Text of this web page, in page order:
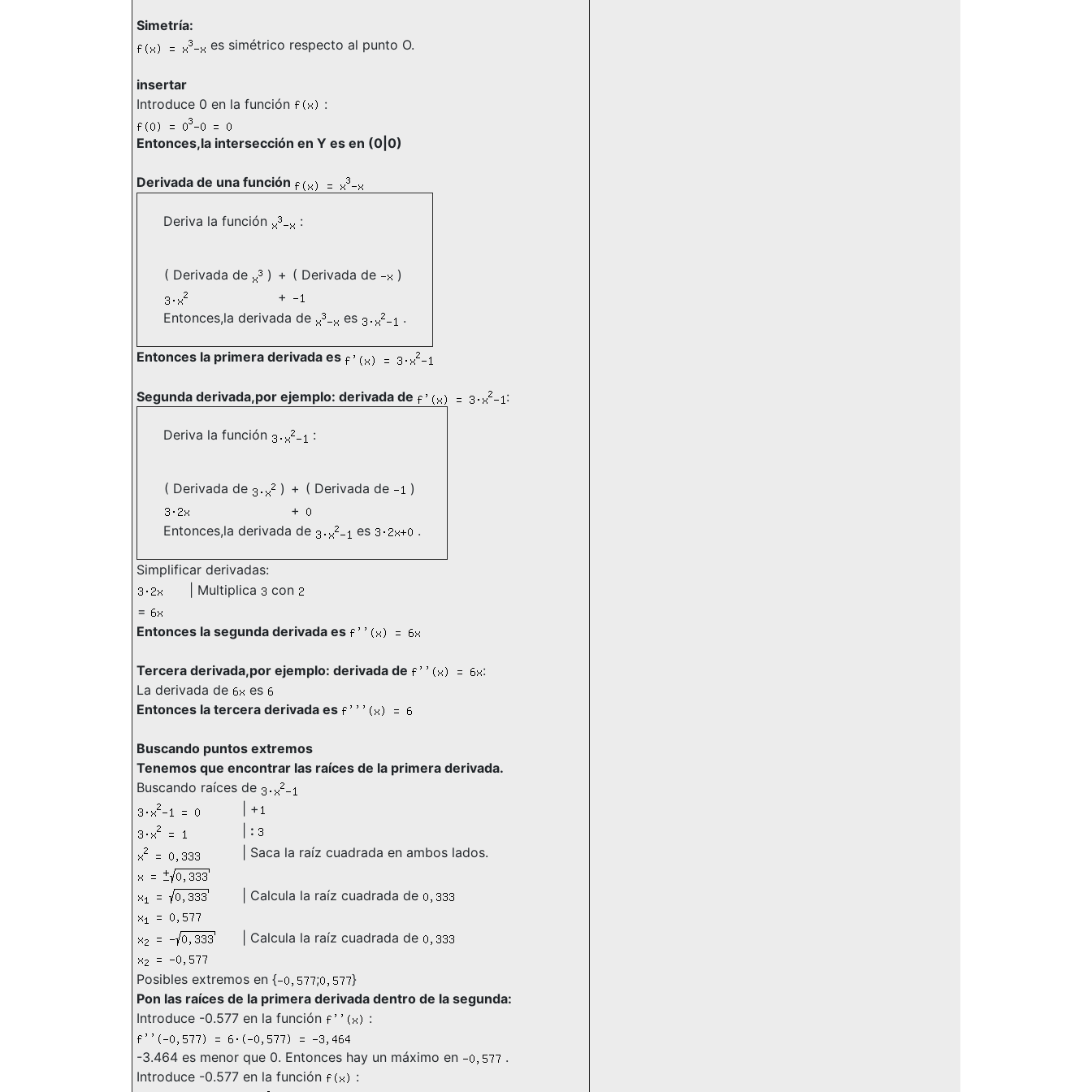
Simetría:
es simétrico respecto al punto O.
insertar
Introduce 0 en la función
:
Entonces,la intersección en Y es en (0|0)
Derivada de una función
Deriva la función :
( Derivada de ) + ( Derivada de
)
+
Entonces,la derivada de
es .
Entonces la primera derivada es
Segunda derivada,por ejemplo: derivada de :
Deriva la función :
( Derivada de ) + ( Derivada de
)
+
Entonces,la derivada de
es .
Simplificar derivadas:
| Multiplica
con
=
Entonces la segunda derivada es
Tercera derivada,por ejemplo: derivada de
:
La derivada de
es
Entonces la tercera derivada es
Buscando puntos extremos
Tenemos que encontrar las raíces de la primera derivada.
Buscando raíces de
+
:
| Saca la raíz cuadrada en ambos lados.
| Calcula la raíz cuadrada de
| Calcula la raíz cuadrada de
Posibles extremos en { ;
}
Pon las raíces de la primera derivada dentro de la segunda:
Introduce -0.577 en la función
:
-3.464 es menor que 0. Entonces hay un máximo en
.
Introduce -0.577 en la función
: